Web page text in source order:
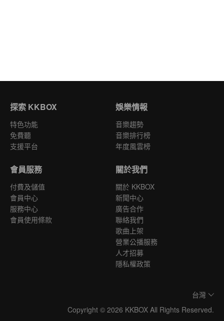
探索 KKBOX
特色功能
免費聽
支援平台
娛樂情報
音樂趨勢
音樂排行榜
年度風雲榜
會員服務
付費及儲值
會員中心
服務中心
會員使用條款
關於我們
關於 KKBOX
新聞中心
廣告合作
聯絡我們
歌曲上架
營業公播服務
人才招募
隱私權政策
台灣
Copyright © 2026 KKBOX All Rights Reserved.